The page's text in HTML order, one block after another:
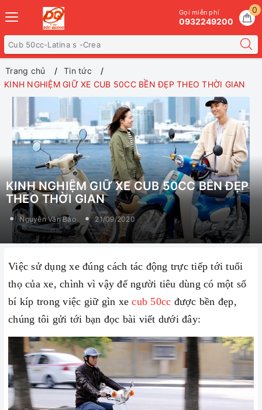
0
Gọi miễn phí
0932249200
Trang chủ
Tin tức
KINH NGHIỆM GIỮ XE CUB 50CC BỀN ĐẸP THEO THỜI GIAN
KINH NGHIỆM GIỮ XE CUB 50CC BỀN ĐẸP
THEO THỜI GIAN
Nguyễn Văn Bảo 21/09/2020
Việc sử dụng xe đúng cách tác động trực tiếp tới tuổi
thọ của xe, chình vì vậy để người tiêu dùng có một số
bí kíp trong việc giữ gìn xecub 50cc được bền đẹp,
chúng tôi gửi tới bạn đọc bài viết dưới đây: